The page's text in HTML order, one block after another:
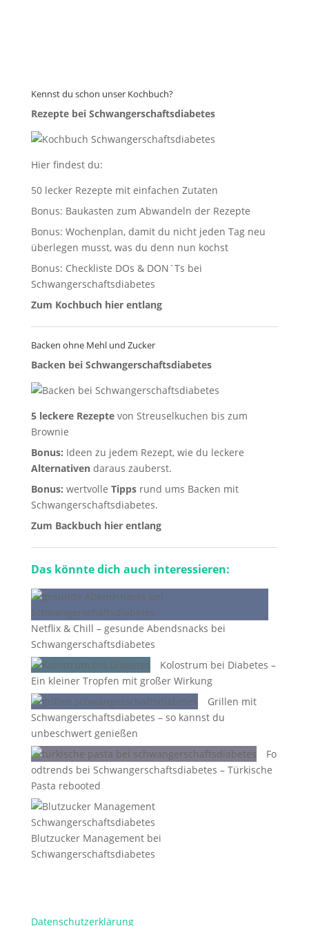
Kennst du schon unser Kochbuch?
Rezepte bei Schwangerschaftsdiabetes
Hier findest du:
50 lecker Rezepte mit einfachen Zutaten
Bonus: Baukasten zum Abwandeln der Rezepte
Bonus: Wochenplan, damit du nicht jeden Tag neu
überlegen musst, was du denn nun kochst
Bonus: Checkliste DOs & DON`Ts bei
Schwangerschaftsdiabetes
Zum Kochbuch hier entlang
Backen ohne Mehl und Zucker
Backen bei Schwangerschaftsdiabetes
5 leckere Rezeptevon Streuselkuchen bis zum
Brownie
Bonus: Ideen zu jedem Rezept, wie du leckere
Alternativendaraus zauberst.
Bonus: wertvolle Tippsrund ums Backen mit
Schwangerschaftsdiabetes.
Zum Backbuch hier entlang
Das könnte dich auch interessieren:
Netflix & Chill – gesunde Abendsnacks bei
Schwangerschaftsdiabetes
Kolostrum bei Diabetes –
Ein kleiner Tropfen mit großer Wirkung
Grillen mit
Schwangerschaftsdiabetes – so kannst du
unbeschwert genießen
Fo
odtrends bei Schwangerschaftsdiabetes – Türkische
Pasta rebooted
Blutzucker Management bei
Schwangerschaftsdiabetes
Datenschutzerklärung